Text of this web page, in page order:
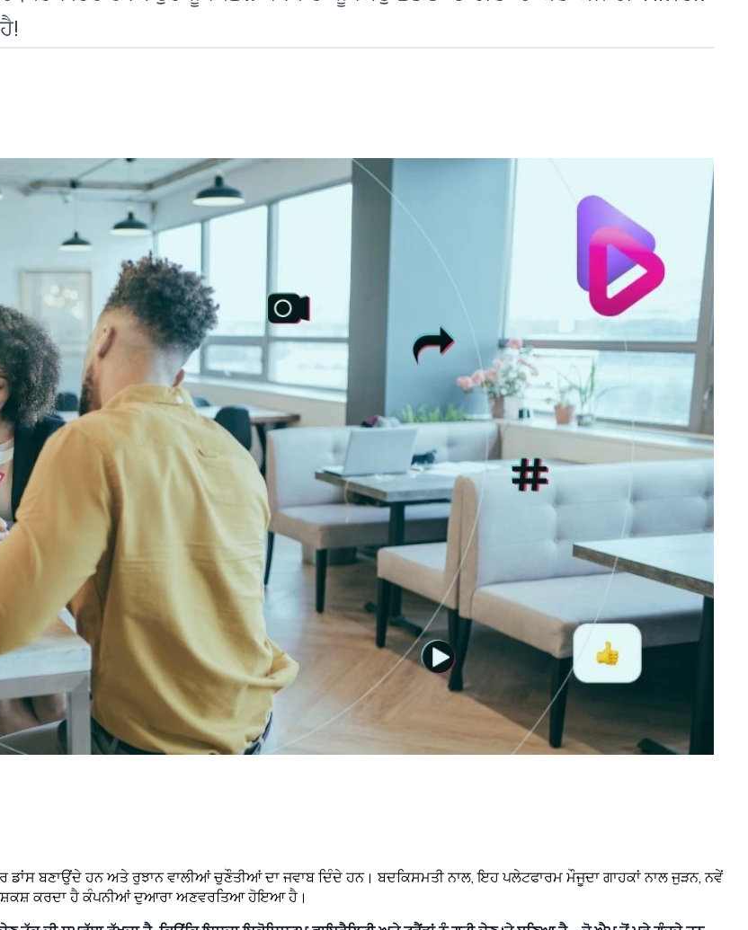
ਬਣਾਉਂਦੇ ਹਨ ਅਤੇ ਰੁਝਾਨ ਵਾਲੀਆਂ ਚੁਣੌਤੀਆਂ ਦਾ ਜਵਾਬ ਦਿੰਦੇ ਹਨ। ਬਦਕਿਸਮਤੀ ਨਾਲ, ਇਹ ਪਲੇਟਫਾਰਮ ਮੌਜੂਦਾ ਗਾਹਕਾਂ ਨਾਲ ਜੁੜਨ, ਨਵੇਂ
ਪੇਸ਼ਕਸ਼ ਕਰਦਾ ਹੈ ਕੰਪਨੀਆਂ ਦੁਆਰਾ ਅਣਵਰਤਿਆ ਹੋਇਆ ਹੈ।